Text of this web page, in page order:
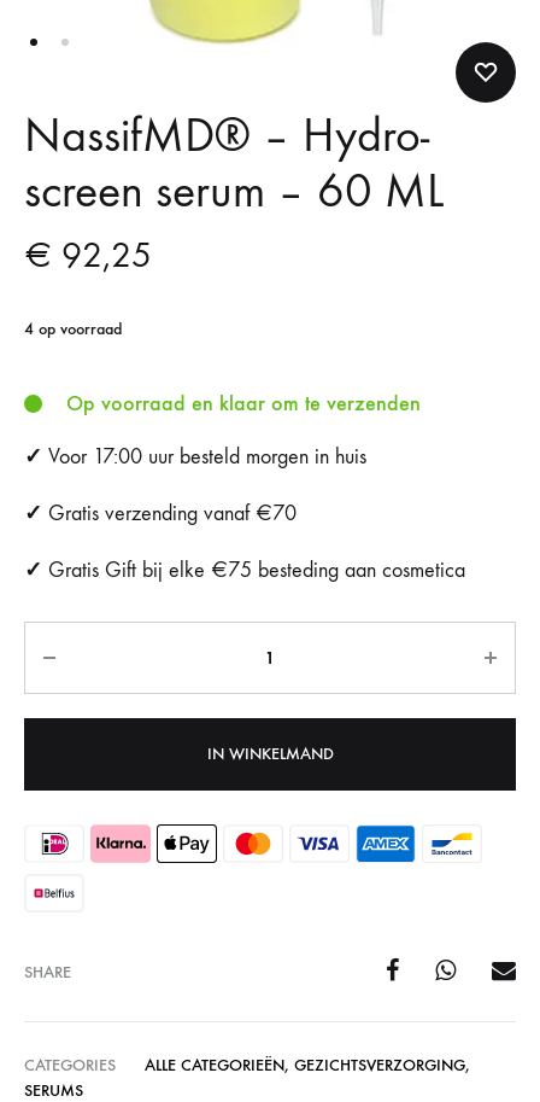
NassifMD®️ – Hydro-
screen serum – 60 ML
€ 92,25
4 op voorraad
Op voorraad en klaar om te verzenden
✓ Voor 17:00 uur besteld morgen in huis
✓ Gratis verzending vanaf €70
✓ Gratis Gift bij elke €75 besteding aan cosmetica
IN WINKELMAND
SHARE
CATEGORIES ALLE CATEGORIEËN, GEZICHTSVERZORGING,
SERUMS